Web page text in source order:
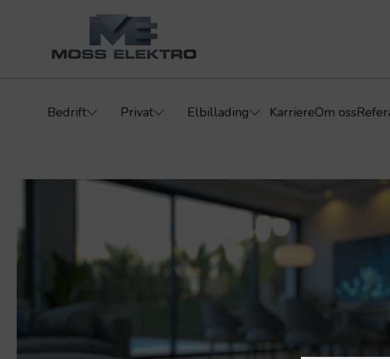
Bedrift Privat Elbillading KarriereOm oss